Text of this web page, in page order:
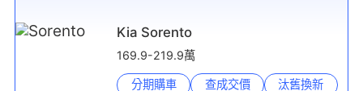
Kia Sorento
169.9-219.9萬
分期購車 查成交價 汰舊換新